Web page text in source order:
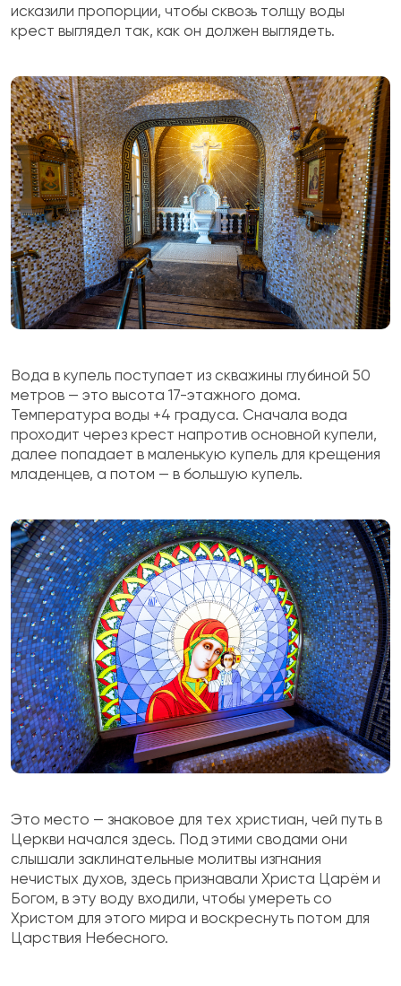
исказили пропорции, чтобы сквозь толщу воды
крест выглядел так, как он должен выглядеть.
Вода в купель поступает из скважины глубиной 50
метров — это высота 17-этажного дома.
Температура воды +4 градуса. Сначала вода
проходит через крест напротив основной купели,
далее попадает в маленькую купель для крещения
младенцев, а потом — в большую купель.
Это место — знаковое для тех христиан, чей путь в
Церкви начался здесь. Под этими сводами они
слышали заклинательные молитвы изгнания
нечистых духов, здесь признавали Христа Царём и
Богом, в эту воду входили, чтобы умереть со
Христом для этого мира и воскреснуть потом для
Царствия Небесного.